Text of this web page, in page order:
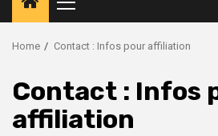
Primary
Menu
Home Contact : Infos pour affiliation
Contact : Infos
affiliation